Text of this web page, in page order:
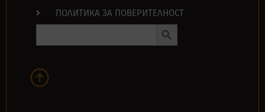
ПОЛИТИКА ЗА ПОВЕРИТЕЛНОСТ
Search
Search Button